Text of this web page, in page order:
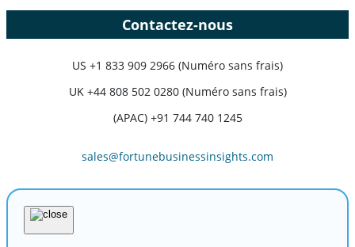
Contactez-nous
US +1 833 909 2966 (Numéro sans frais)
UK +44 808 502 0280 (Numéro sans frais)
(APAC) +91 744 740 1245
sales@fortunebusinessinsights.com